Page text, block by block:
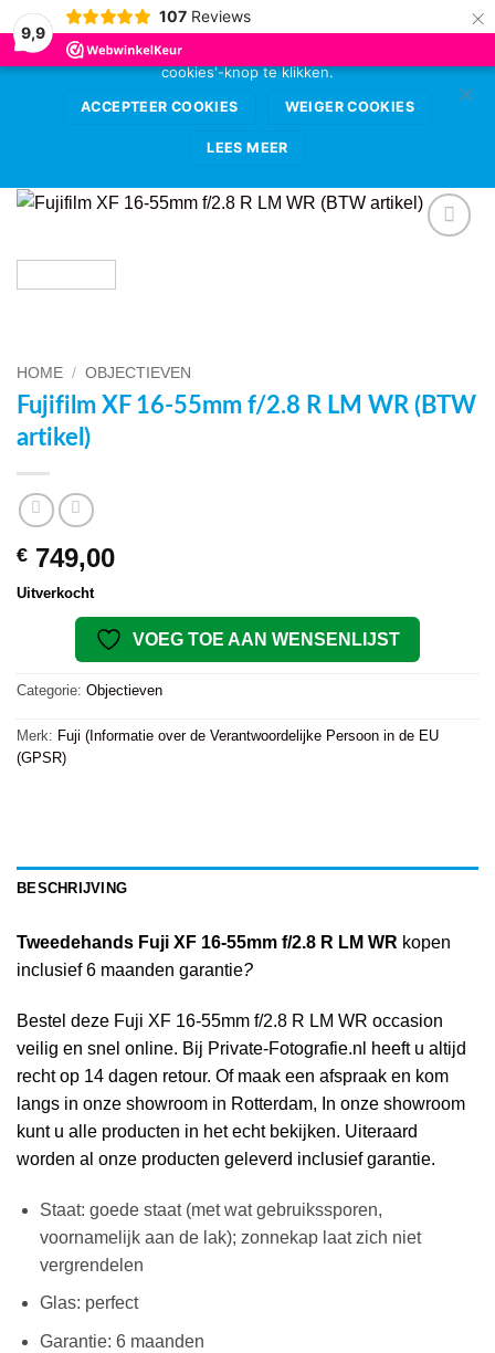
9,9
107 Reviews ×
0
HOME / OBJECTIEVEN
Fujifilm XF 16-55mm f/2.8 R LM WR (BTW
artikel)
€ 749,00
Uitverkocht
VOEG TOE AAN WENSENLIJST
Categorie: Objectieven
Merk: Fuji (Informatie over de Verantwoordelijke Persoon in de EU
(GPSR)
BESCHRIJVING
Tweedehands Fuji XF 16-55mm f/2.8 R LM WR kopen
inclusief 6 maanden garantie?
Bestel deze Fuji XF 16-55mm f/2.8 R LM WR occasion
veilig en snel online. Bij Private-Fotografie.nl heeft u altijd
recht op 14 dagen retour. Of maak een afspraak en kom
langs in onze showroom in Rotterdam, In onze showroom
kunt u alle producten in het echt bekijken. Uiteraard
worden al onze producten geleverd inclusief garantie.
Staat: goede staat (met wat gebruikssporen,
voornamelijk aan de lak); zonnekap laat zich niet
vergrendelen
Glas: perfect
Garantie: 6 maanden
Deze website gebruikt cookies voor de beste
gebruikerservaring. Sta deze toe door op de 'accepteer
cookies'-knop te klikken.
ACCEPTEER COOKIES WEIGER COOKIES
LEES MEER